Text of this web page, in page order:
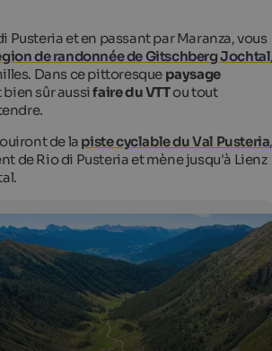
area Rio Pusteria/Gitschberg Jochtal
hiking area Gitschberg Jochtal is a
and nature lovers.
- Ski- & Almenregion Gitschberg Jochtal
Pusteria et en passant par Maranza, vous
de randonnée de Gitschberg Jochtal
Dans ce pittoresque paysage
bien sûr aussifaire du VTTou tout
de la piste cyclable du Val Pusteria
de Rio di Pusteria et mène jusqu'à Lienz